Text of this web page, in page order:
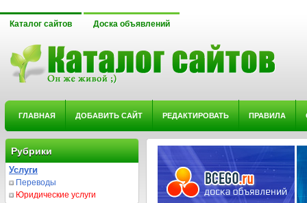
Каталог сайтов Доска объявлений
ГЛАВНАЯ ДОБАВИТЬ САЙТ РЕДАКТИРОВАТЬ ПРАВИЛА
Рубрики
Услуги
Переводы
Юридические услуги